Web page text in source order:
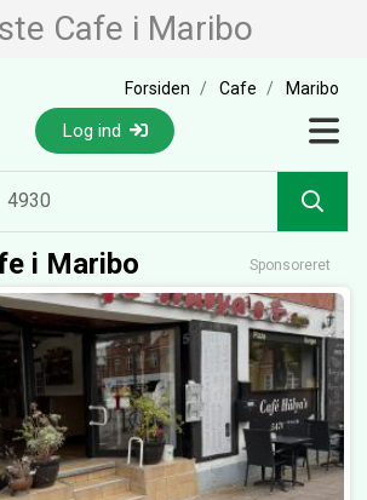
Cafe i Maribo
Forsiden Cafe Maribo
Log ind
i Maribo Sponsoreret